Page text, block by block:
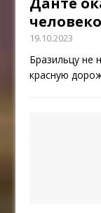
19.10.2023
Бразильцу не
красную